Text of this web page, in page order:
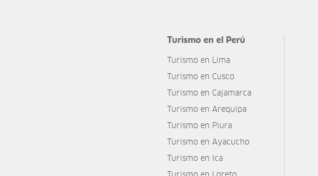
Turismo en el Perú
Turismo en Lima
Turismo en Cusco
Turismo en Cajamarca
Turismo en Arequipa
Turismo en Piura
Turismo en Ayacucho
Turismo en Ica